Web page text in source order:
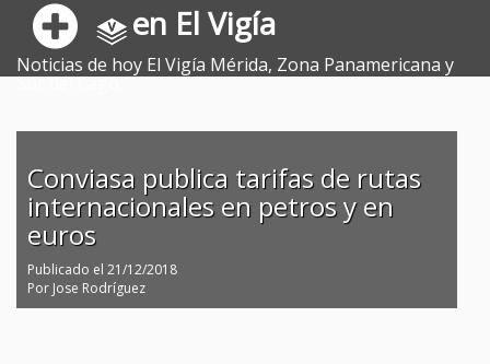
en El Vigía
Noticias de hoy El Vigía Mérida, Zona Panamericana y
Sur del Lago.
Conviasa publica tarifas de rutas
internacionales en petros y en
euros
Publicado el 21/12/2018
Por Jose Rodríguez